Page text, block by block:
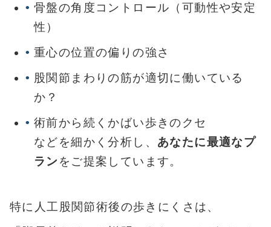
骨盤の角度コントロール（可動性や安定
性）
重心の位置の偏りの強さ
股関節まわりの筋が適切に働いている
か？
術前から続くかばい歩きのクセ
などを細かく分析し、 あなたに最適なプ
ラン をご提案しています。
特に人工股関節術後の歩きにくさは、